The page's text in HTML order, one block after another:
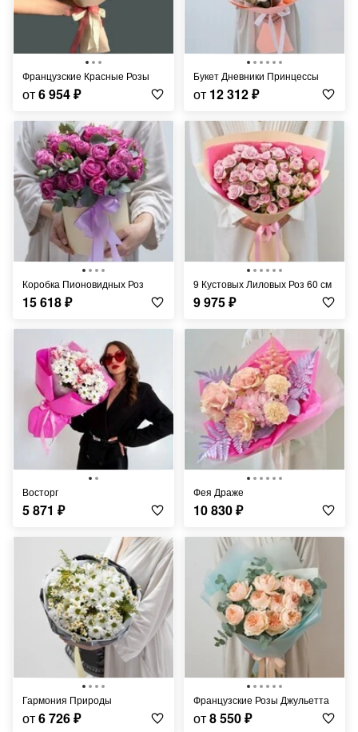
Французские Красные Розы
от6 954₽
Букет Дневники Принцессы
от 12 312₽
Коробка Пионовидных Роз
15 618₽
9 Кустовых Лиловых Роз 60 см
9 975₽
Восторг
5 871 ₽
Фея Драже
10 830₽
Гармония Природы
от6 726₽
Французские Розы Джульетта
от8 550₽